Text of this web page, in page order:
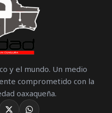
y el mundo. Un medio
comprometido con la
oaxaqueña.